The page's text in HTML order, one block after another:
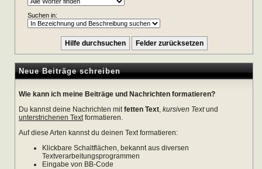
Suchen in:
Neue Beiträge schreiben
Wie kann ich meine Beiträge und Nachrichten formatieren?
Du kannst deine Nachrichten mit fetten Text kursiven Textund
unterstrichenen Text formatieren.
Auf diese Arten kannst du deinen Text formatieren:
Klickbare Schaltflächen, bekannt aus diversen
Textverarbeitungsprogrammen
Eingabe von BB-Code